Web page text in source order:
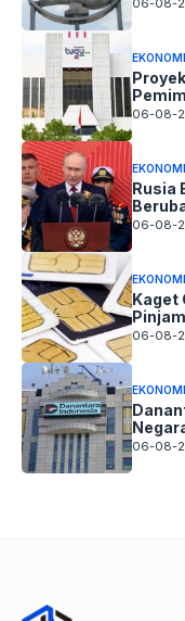
EKONOMI
06-08-
EKONOMI
Rusia
06-08-
EKONOMI
Kaget
06-08-
EKONOMI
06-08-